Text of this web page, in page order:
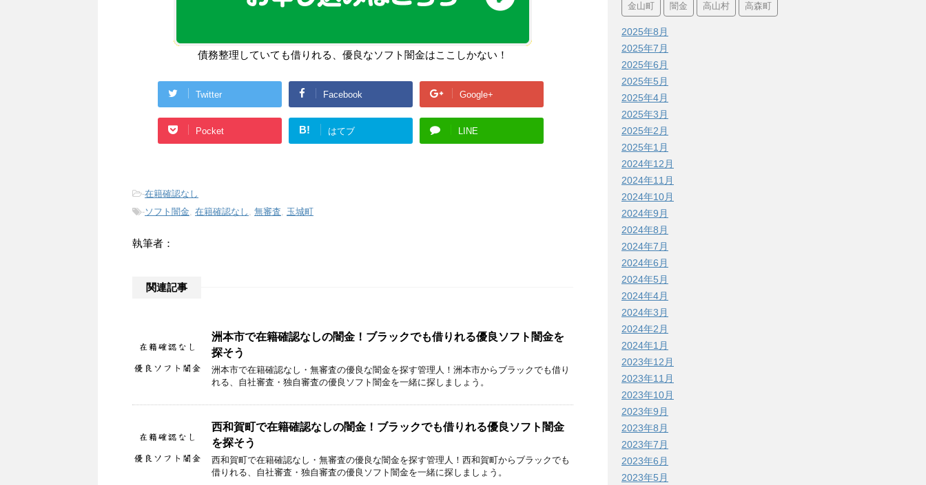
債務整理していても借りれる、優良なソフト闇金はここしかない！
Twitter Facebook Google+
Pocket B! はてブ LINE
-在籍確認なし
-ソフト闇金, 在籍確認なし , 無審査, 玉城町
執筆者：
関連記事
洲本市で在籍確認なしの闇金！ブラックでも借りれる優良ソフト闇金を
探そう
洲本市で在籍確認なし・無審査の優良な闇金を探す管理人！洲本市からブラックでも借り
れる、自社審査・独自審査の優良ソフト闇金を一緒に探しましょう。
西和賀町で在籍確認なしの闇金！ブラックでも借りれる優良ソフト闇金
を探そう
西和賀町で在籍確認なし・無審査の優良な闇金を探す管理人！西和賀町からブラックでも
借りれる、自社審査・独自審査の優良ソフト闇金を一緒に探しましょう。
金山町 闇金 高山村 高森町
2025年8月
2025年7月
2025年6月
2025年5月
2025年4月
2025年3月
2025年2月
2025年1月
2024年12月
2024年11月
2024年10月
2024年9月
2024年8月
2024年7月
2024年6月
2024年5月
2024年4月
2024年3月
2024年2月
2024年1月
2023年12月
2023年11月
2023年10月
2023年9月
2023年8月
2023年7月
2023年6月
2023年5月